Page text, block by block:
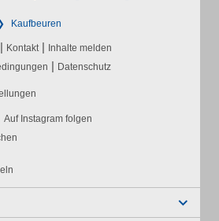
Kaufbeuren
| Kontakt | Inhalte melden
| Datenschutz
Auf Instagram folgen